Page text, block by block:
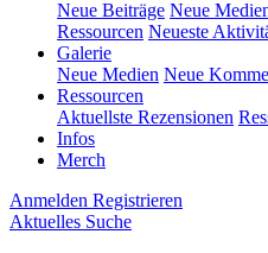
Neue Beiträge Neue
Ressourcen Neueste
Galerie
Neue Medien Neue
Ressourcen
Aktuellste Rezensionen
Infos
Merch
Anmelden Registrieren
Aktuelles Suche